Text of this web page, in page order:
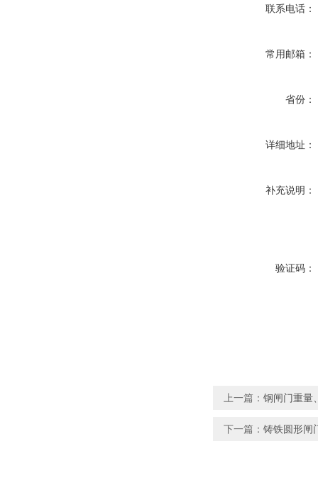
联系电话：
常用邮箱：
省份：
详细地址：
补充说明：
验证码：
上一篇： 钢闸门重量
下一篇： 铸铁圆形闸